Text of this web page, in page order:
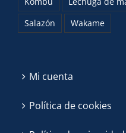
Salazón
Wakame
Mi cuenta
Política de cookies